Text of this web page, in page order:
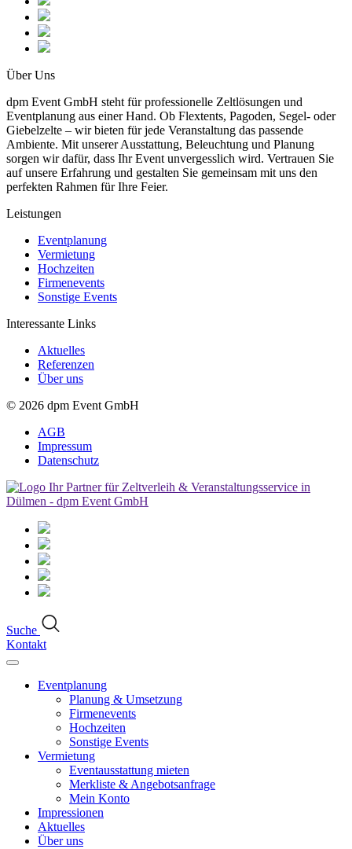
Über Uns
dpm Event GmbH steht für professionelle Zeltlösungen und
Eventplanung aus einer Hand. Ob Flextents, Pagoden, Segel- oder
Giebelzelte – wir bieten für jede Veranstaltung das passende
Ambiente. Mit unserer Ausstattung, Beleuchtung und Planung
sorgen wir dafür, dass Ihr Event unvergesslich wird. Vertrauen Sie
auf unsere Erfahrung und gestalten Sie gemeinsam mit uns den
perfekten Rahmen für Ihre Feier.
Leistungen
Eventplanung
Vermietung
Hochzeiten
Firmenevents
Sonstige Events
Interessante Links
Aktuelles
Referenzen
Über uns
© 2026 dpm Event GmbH
AGB
Impressum
Datenschutz
Suche
Kontakt
Eventplanung
Planung & Umsetzung
Firmenevents
Hochzeiten
Sonstige Events
Vermietung
Eventausstattung mieten
Merkliste & Angebotsanfrage
Mein Konto
Impressionen
Aktuelles
Über uns